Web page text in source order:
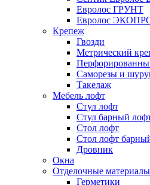
Евролос ГРУНТ
Евролос
Крепеж
Гвозди
Метрический
Саморезы и
Такелаж
Мебель лофт
Стул лофт
Стул барный
Стол лофт
Стол лофт
Дровник
Окна
Отделочные материалы
Герметики